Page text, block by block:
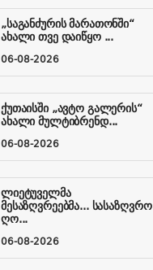
„საგანძურის მარათონში“
ახალი თვე დაიწყო ...
06-08-2026
ქუთაისში „ავტო გალერის“
ახალი მულტიბრენდ...
06-08-2026
ლიეტუველმა
მესაზღვრეებმა... სასაზღვრო
ღო...
06-08-2026